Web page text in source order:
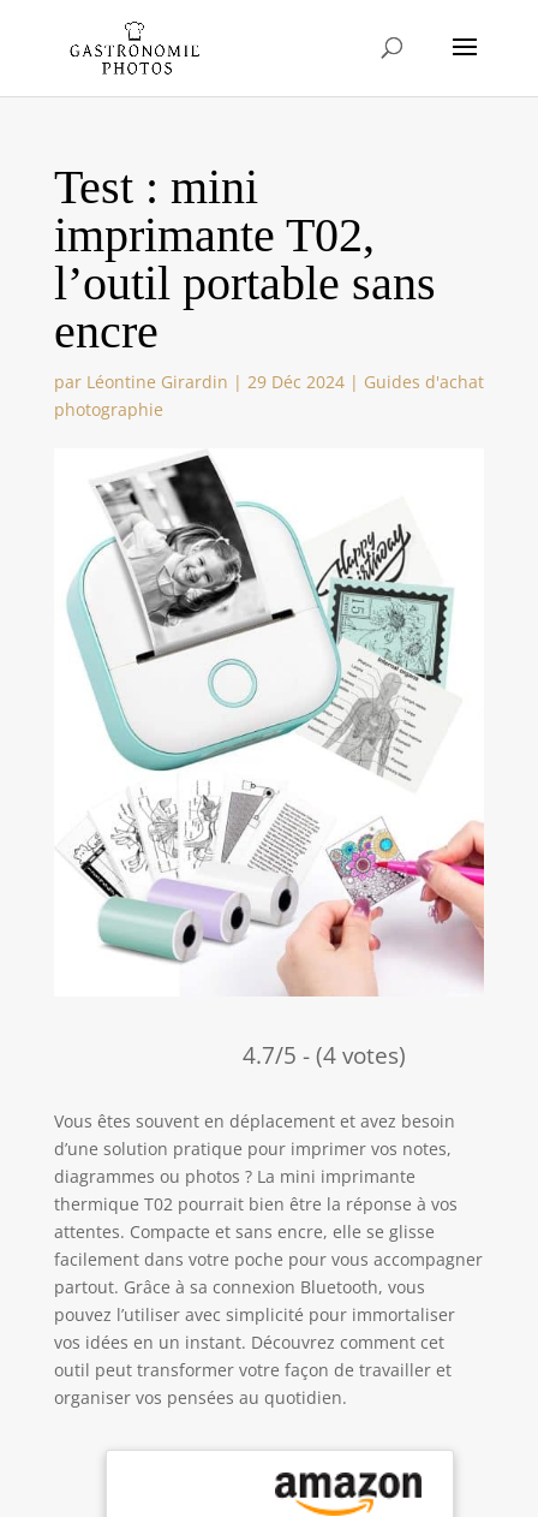
Test : mini
imprimante T02,
l’outil portable sans
encre
par Léontine Girardin | 29 Déc 2024| Guides d'achat
photographie
4.7/5 - (4 votes)
Vous êtes souvent en déplacement et avez besoin
d’une solution pratique pour imprimer vos notes,
diagrammes ou photos ? La mini imprimante
thermique T02 pourrait bien être la réponse à vos
attentes. Compacte et sans encre, elle se glisse
facilement dans votre poche pour vous accompagner
partout. Grâce à sa connexion Bluetooth, vous
pouvez l’utiliser avec simplicité pour immortaliser
vos idées en un instant. Découvrez comment cet
outil peut transformer votre façon de travailler et
organiser vos pensées au quotidien.